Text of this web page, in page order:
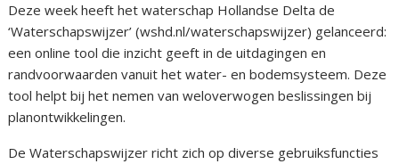
Deze week heeft het waterschap Hollandse Delta de
‘Waterschapswijzer’ (wshd.nl/waterschapswijzer) gelanceerd:
een online tool die inzicht geeft in de uitdagingen en
randvoorwaarden vanuit het water- en bodemsysteem. Deze
tool helpt bij het nemen van weloverwogen beslissingen bij
planontwikkelingen.
De Waterschapswijzer richt zich op diverse gebruiksfuncties